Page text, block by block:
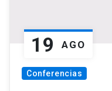
19 AGO
Conferencias